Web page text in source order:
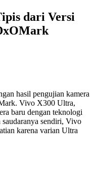
dari Versi
hasil pengujian kamera
Vivo X300 Ultra,
baru dengan teknologi
saudaranya sendiri, Vivo
karena varian Ultra